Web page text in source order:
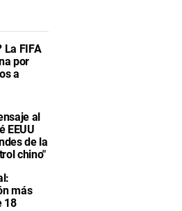
La FIFA
por
a
al
EEUU
de la
chino"
más
18